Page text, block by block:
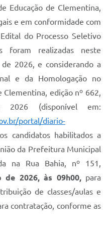
Educação de Clementina,
e em conformidade com
do Processo Seletivo
foram realizadas neste
2026, e considerando a
e da Homologação no
edição nº 662,
(disponível em:
portal/diario-
candidatos habilitados a
da Prefeitura Municipal
na Rua Bahia, nº 151,
de 2026, às 09h00, para
de classes/aulas e
contratação, conforme as